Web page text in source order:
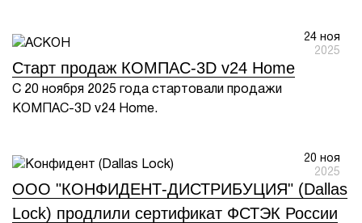
24 ноя
2025
Старт продаж КОМПАС-3D v24 Home
С 20 ноября 2025 года стартовали продажи
КОМПАС-3D v24 Home.
20 ноя
2025
ООО "КОНФИДЕНТ-ДИСТРИБУЦИЯ" (Dallas
Lock) продлили сертификат ФСТЭК России